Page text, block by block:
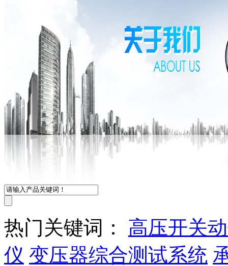
热门关键词： 高压开关
仪 变压器综合测试系统